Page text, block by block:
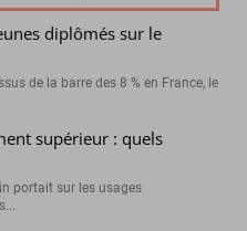
diplômés sur le
de la barre des 8 % en France, le
supérieur : quels
portait sur les usages